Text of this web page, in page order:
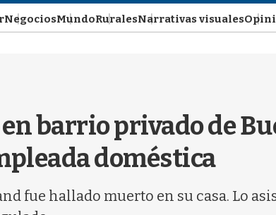
NegociosMundoRuralesNarrativas visuales
barrio privado de
doméstica
fue hallado muerto en su casa. Lo